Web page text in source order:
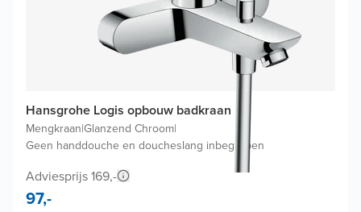
Hansgrohe Logis opbouw badkraan
Mengkraan|Glanzend Chroom|
Geen handdouche en doucheslang inbegrepen
Adviesprijs 169,-
97,-